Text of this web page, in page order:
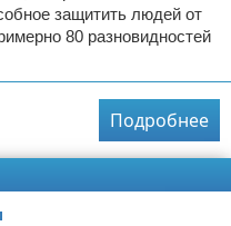
защитить людей от
80 разновидностей
Подробнее